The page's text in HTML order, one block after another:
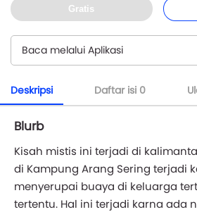
Gratis
Baca melalui Aplikasi
Deskripsi Daftar isi 0
Blurb
Kisah mistis ini terjadi di
di Kampung Arang Sering terjadi
menyerupai buaya di keluarga
tertentu. Hal ini terjadi karna ada